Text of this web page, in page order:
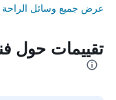
عرض جميع وسائل الراحة
تقييمات حول